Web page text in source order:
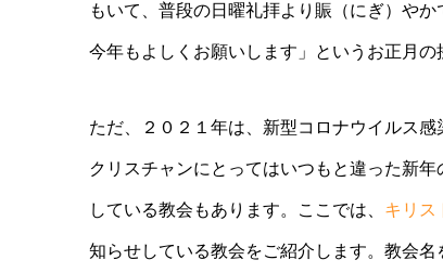
もいて、普段の日曜礼拝より賑（にぎ）や
今年もよしくお願いします」というお正月の
ただ、２０２１年は、新型コロナウイルス
クリスチャンにとってはいつもと違った新
している教会もあります。ここでは、 キリス
知らせしている教会をご紹介します。教会名